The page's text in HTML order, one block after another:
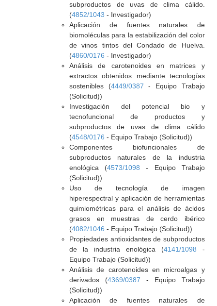
subproductos de uvas de clima cálido.
(4852/1043 - Investigador)
Aplicación de fuentes naturales de
biomoléculas para la estabilización del color
de vinos tintos del Condado de Huelva.
(4860/0176 - Investigador)
Análisis de carotenoides en matrices y
extractos obtenidos mediante tecnologías
sostenibles (4449/0387 - Equipo Trabajo
(Solicitud))
Investigación del potencial bio y
tecnofuncional de productos y
subproductos de uvas de clima cálido
(4548/0176 - Equipo Trabajo (Solicitud))
Componentes biofuncionales de
subproductos naturales de la industria
enológica (4573/1098 - Equipo Trabajo
(Solicitud))
Uso de tecnología de imagen
hiperespectral y aplicación de herramientas
quimiométricas para el análisis de ácidos
grasos en muestras de cerdo ibérico
(4082/1046 - Equipo Trabajo (Solicitud))
Propiedades antioxidantes de subproductos
de la industria enológica (4141/1098 -
Equipo Trabajo (Solicitud))
Análisis de carotenoides en microalgas y
derivados (4369/0387 - Equipo Trabajo
(Solicitud))
Aplicación de fuentes naturales de